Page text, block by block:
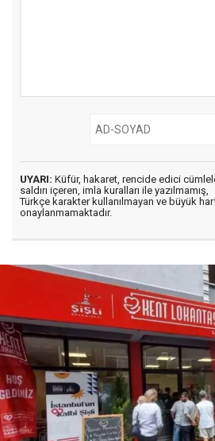
UYARI: Küfür, hakaret, rencide edici
saldırı içeren, imla kuralları ile yazılmamış,
Türkçe karakter kullanılmayan ve büyük
onaylanmamaktadır.